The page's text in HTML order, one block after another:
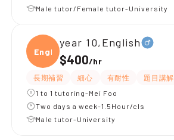
Male tutor/Female tutor-University
Engli
year 10,English
$400/hr
長期補習 細心 有耐性 題目講解
1 to 1 tutoring-Mei Foo
Two days a week-1.5Hour/cls
Male tutor-University